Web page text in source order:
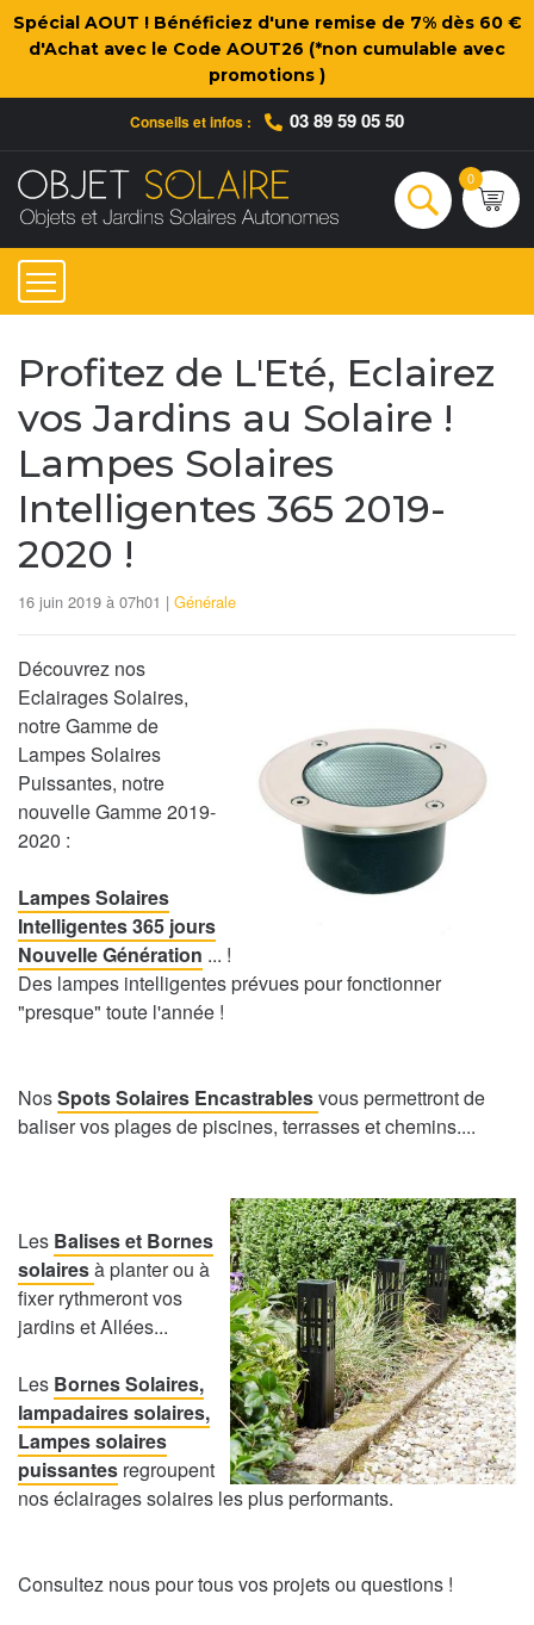
Spécial AOUT ! Bénéficiez d'une remise de 7% dès 60 €
d'Achat avec le Code AOUT26 (*non cumulable avec
promotions )
Conseils et infos : 03 89 59 05 50
Rechercher
0
Profitez de L'Eté, Eclairez
vos Jardins au Solaire !
Lampes Solaires
Intelligentes 365 2019-
2020 !
16 juin 2019 à 07h01 | Générale
Découvrez nos
Eclairages Solaires,
notre Gamme de
Lampes Solaires
Puissantes, notre
nouvelle Gamme 2019-
2020 :
Lampes Solaires
Intelligentes 365 jours
Nouvelle Génération ... !
Des lampes intelligentes prévues pour fonctionner
"presque" toute l'année !
NosSpots Solaires Encastrablesvous permettront de
baliser vos plages de piscines, terrasses et chemins....
Les Balises et Bornes
solairesà planter ou à
fixer rythmeront vos
jardins et Allées...
Les Bornes Solaires,
lampadaires solaires,
Lampes solaires
puissantes regroupent
nos éclairages solaires les plus performants.
Consultez nous pour tous vos projets ou questions !